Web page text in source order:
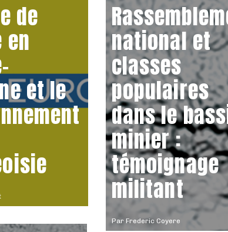
de
en
et le
Par Frederic Coyere
national et
classes
populaires
dans le
minier :
témoignage
militant